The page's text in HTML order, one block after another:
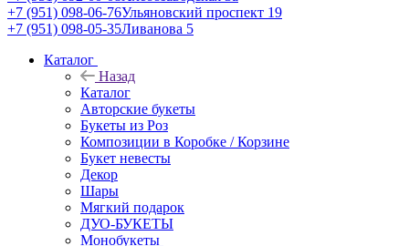
+7 (951) 098-06-76Ульяновский проспект 19
+7 (951) 098-05-35Ливанова 5
Каталог
Назад
Каталог
Авторские букеты
Букеты из Роз
Композиции в Коробке / Корзине
Букет невесты
Декор
Шары
Мягкий подарок
ДУО-БУКЕТЫ
Монобукеты